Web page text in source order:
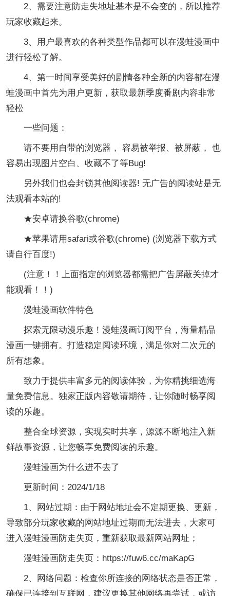
2、需要注意防走失地址基本是不会变的，所以推荐
玩家收藏起来。
3、用户最喜欢的各种类型作品都可以在漫蛙漫画中
进行轻松了解。
4、第一时间享受美好的剧情各种全新的内容都在漫
蛙漫画中首先为用户更新，获取最新季度番剧内容非常
轻松
一些问题：
请不要用自带的浏览器， 容易被举报、被屏蔽， 也
容易出现图片空白、收藏不了等Bug!
另外我们也会封锁其他阅读器! 无广告的阅读站是无
法观看本站的!
★安卓请换谷歌(chrome)
★苹果请用safari或谷歌(chrome) (浏览器下载方式
请自行百度!)
(注意！！上面指定的浏览器都需把广告屏蔽关掉才
能观看！！)
漫蛙漫画软件特色
探索无限动漫乐趣！漫蛙漫画订阅平台，海量精品
漫画一键拥有。打造稳定阅读环境，满足你对二次元的
所有想象。
致力于提供丰富多元的阅读体验，为你精挑细选海
量免费信息。独家正版内容敬请期待，让你随时畅享阅
读的乐趣。
整合全球资源，实现实时共享，源源不断地注入新
鲜故事资源，让您畅享免费阅读的乐趣。
漫蛙漫画为什么进不去了
更新时间：2024/1/18
1、网站过期：由于网站地址会不定期更换、更新，
导致部分玩家收藏的网站地址过期而无法进去，大家可
进入漫蛙漫画防走失页，重新获取最新网站网址；
漫蛙漫画防走失页：https://fuw6.cc/maKapG
2、网络问题：检查你所连接的网络状态是否正常，
确保已连接到互联网，建议更换其他网络再尝试，或访